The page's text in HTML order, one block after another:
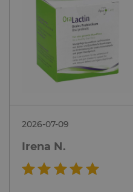
2026-07-09
Irena N.